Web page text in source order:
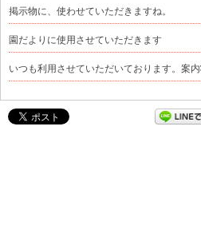
掲示物に、使わせていただきますね。
園だよりに使用させていただきます
いつも利用させていただいております。案内